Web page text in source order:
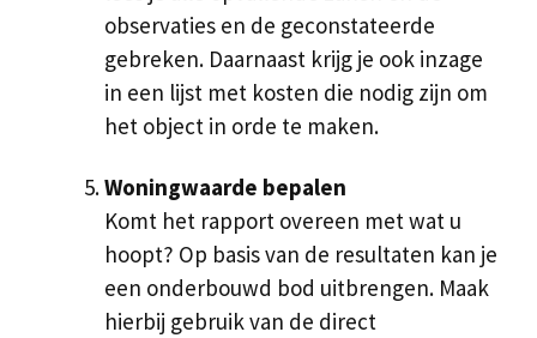
observaties en de geconstateerde
gebreken. Daarnaast krijg je ook inzage
in een lijst met kosten die nodig zijn om
het object in orde te maken.
Woningwaarde bepalen
Komt het rapport overeen met wat u
hoopt? Op basis van de resultaten kan je
een onderbouwd bod uitbrengen. Maak
hierbij gebruik van de direct